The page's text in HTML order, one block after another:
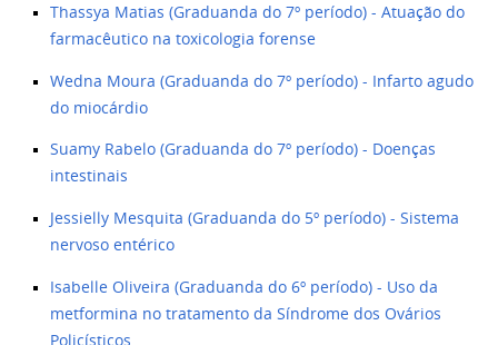
Thassya Matias (Graduanda do 7º período) - Atuação do
farmacêutico na toxicologia forense
Wedna Moura (Graduanda do 7º período) - Infarto agudo
do miocárdio
Suamy Rabelo (Graduanda do 7º período) - Doenças
intestinais
Jessielly Mesquita (Graduanda do 5º período) - Sistema
nervoso entérico
Isabelle Oliveira (Graduanda do 6º período) - Uso da
metformina no tratamento da Síndrome dos Ovários
Policísticos